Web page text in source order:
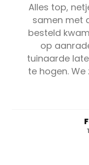
Alles top,
samen met
besteld
op
tuinaarde
te hogen.